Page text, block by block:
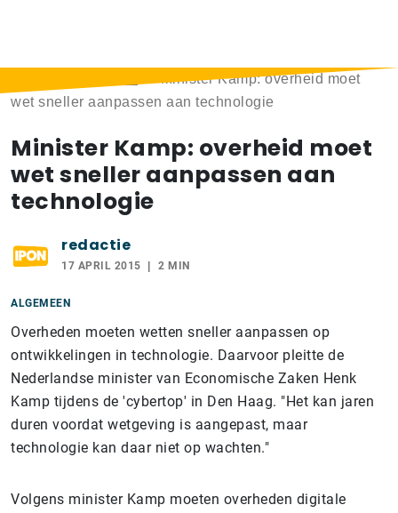
Minister Kamp: overheid moet
wet sneller aanpassen aan technologie
Minister Kamp: overheid moet
wet sneller aanpassen aan
technologie
redactie
17 APRIL 2015 2 MIN
ALGEMEEN
Overheden moeten wetten sneller aanpassen op
ontwikkelingen in technologie. Daarvoor pleitte de
Nederlandse minister van Economische Zaken Henk
Kamp tijdens de 'cybertop' in Den Haag. "Het kan jaren
duren voordat wetgeving is aangepast, maar
technologie kan daar niet op wachten."
Volgens minister Kamp moeten overheden digitale